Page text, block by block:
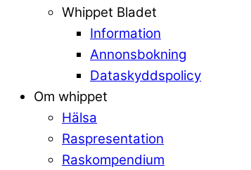
Whippet Bladet
Information
Annonsbokning
Dataskyddspolicy
Om whippet
Hälsa
Raspresentation
Raskompendium